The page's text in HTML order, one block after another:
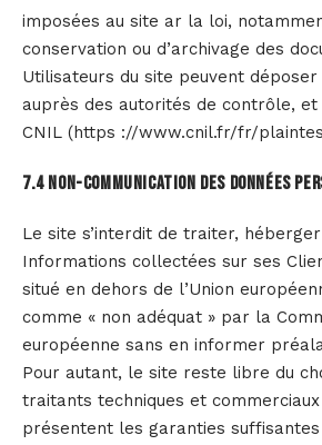
imposées au site ar la loi,
conservation ou d’archivage des
Utilisateurs du site peuvent
auprès des autorités de contrôle,
CNIL (https ://www.cnil.fr/fr/
7.4 Non-communication des données
Le site s’interdit de traiter,
Informations collectées sur ses
situé en dehors de l’Union
comme « non adéquat » par la
européenne sans en informer
Pour autant, le site reste libre du
traitants techniques et commerciaux
présentent les garanties